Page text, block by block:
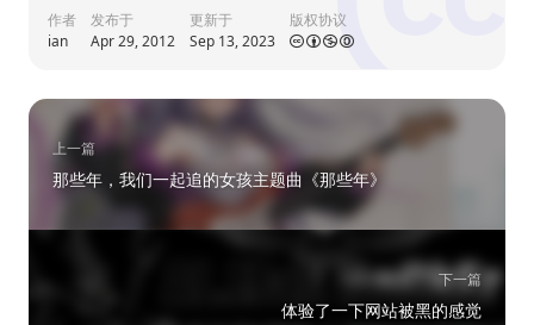
作者
ian
发布于
Apr 29, 2012
更新于
Sep 13, 2023
版权协议
上一篇
那些年，我们一起追的女孩主题曲《那些年》
下一篇
体验了一下网站被黑的感觉
还是顶级的呢！ 23:05
ian 山东省
@朋朋 是啊是啊 17:12
美国